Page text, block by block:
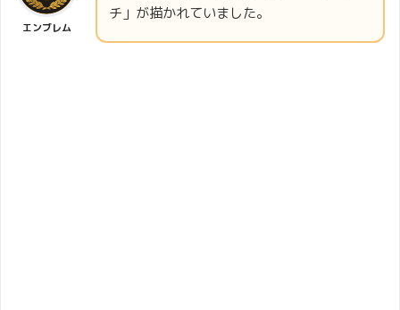
エンブレム
チ」が描かれていました。